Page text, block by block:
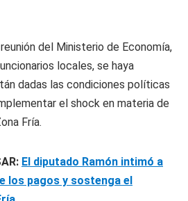
del Ministerio de Economía,
locales, se haya
dadas las condiciones políticas
el shock en materia de
Fría.
El diputado Ramón intimó a
los pagos y sostenga el